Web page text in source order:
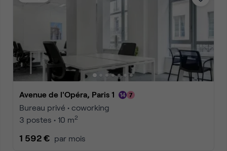
Avenue de l'Opéra, Paris 1
Bureau privé • coworking
3 postes • 10 m2
1 592 € par mois